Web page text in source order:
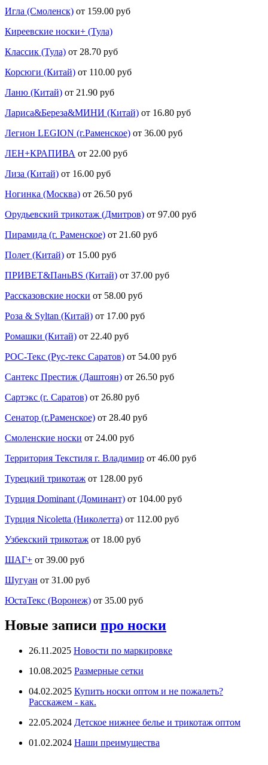
Игла (Смоленск) от 159.00 руб
Киреевские носки+ (Тула)
Классик (Тула) от 28.70 руб
Корсюги (Китай) от 110.00 руб
Ланю (Китай) от 21.90 руб
Лариса&Береза&МИНИ (Китай) от 16.80 руб
Легион LEGION (г.Раменское) от 36.00 руб
ЛЕН+КРАПИВА от 22.00 руб
Лиза (Китай) от 16.00 руб
Ногинка (Москва) от 26.50 руб
Орудьевский трикотаж (Дмитров) от 97.00 руб
Пирамида (г. Раменское) от 21.60 руб
Полет (Китай) от 15.00 руб
ПРИВЕТ&ПаньBS (Китай) от 37.00 руб
Рассказовские носки от 58.00 руб
Роза & Syltan (Китай) от 17.00 руб
Ромашки (Китай) от 22.40 руб
РОС-Текс (Рус-текс Саратов) от 54.00 руб
Сантекс Престиж (Даштоян) от 26.50 руб
Сартэкс (г. Саратов) от 26.80 руб
Сенатор (г.Раменское) от 28.40 руб
Смоленские носки от 24.00 руб
Территория Текстиля г. Владимир от 46.00 руб
Турецкий трикотаж от 128.00 руб
Турция Dominant (Доминант) от 104.00 руб
Турция Nicoletta (Николетта) от 112.00 руб
Узбекский трикотаж от 18.00 руб
ШАГ+ от 39.00 руб
Шугуан от 31.00 руб
ЮстаТекс (Воронеж) от 35.00 руб
Новые записи про носки
26.11.2025 Новости по маркировке
10.08.2025 Размерные сетки
04.02.2025 Купить носки оптом и не пожалеть?
Расскажем - как.
22.05.2024 Детское нижнее белье и трикотаж оптом
01.02.2024 Наши преимущества